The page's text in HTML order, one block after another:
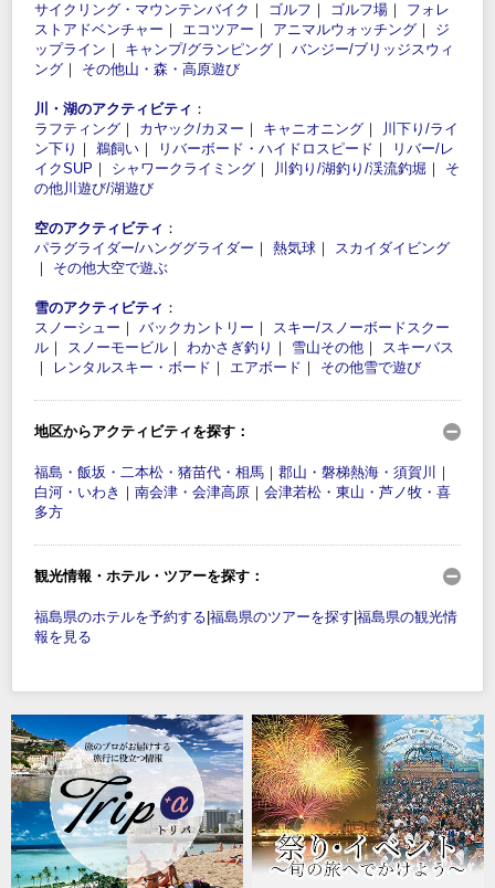
サイクリング・マウンテンバイク ｜ ゴルフ ｜ ゴルフ場 ｜ フォレ
ストアドベンチャー ｜ エコツアー ｜ アニマルウォッチング ｜ ジ
ップライン ｜ キャンプ/グランピング ｜ バンジー/ブリッジスウィ
ング ｜ その他山・森・高原遊び
川・湖のアクティビティ ：
ラフティング ｜ カヤック/カヌー ｜ キャニオニング ｜
川下り/ライ
ン下り ｜ 鵜飼い ｜ リバーボード・ハイドロスピード ｜
リバー/レ
イクSUP ｜ シャワークライミング ｜ 川釣り/湖釣り/渓流釣堀 ｜ そ
の他川遊び/湖遊び
空のアクティビティ ：
パラグライダー/ハンググライダー ｜ 熱気球 ｜ スカイダイビング
｜ その他大空で遊ぶ
雪のアクティビティ ：
スノーシュー ｜ バックカントリー ｜ スキー/スノーボードスクー
ル ｜ スノーモービル ｜ わかさぎ釣り ｜ 雪山その他 ｜ スキーバス
｜
レンタルスキー・ボード ｜ エアボード ｜ その他雪で遊び
地区からアクティビティを探す：
福島・飯坂・二本松・猪苗代・相馬 ｜ 郡山・磐梯熱海・須賀川
｜
白河・いわき ｜ 南会津・会津高原 ｜ 会津若松・東山・芦ノ牧・喜
多方
観光情報・ホテル・ツアーを探す：
福島県のホテルを予約する 福島県のツアーを探す 福島県の観光情
報を見る